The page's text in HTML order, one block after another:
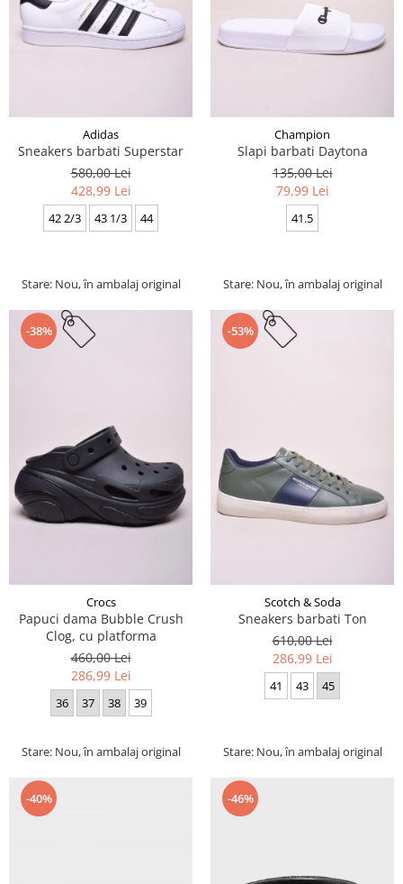
Adidas
Sneakers barbati Superstar
580,00 Lei
428,99 Lei
42 2/3 43 1/3 44
Stare: Nou, în ambalaj original
Champion
Slapi barbati Daytona
135,00 Lei
79,99 Lei
41.5
Stare: Nou, în ambalaj original
-38%
Crocs
Papuci dama Bubble Crush
Clog, cu platforma
460,00 Lei
286,99 Lei
36 37 38 39
Stare: Nou, în ambalaj original
-53%
Scotch & Soda
Sneakers barbati Ton
610,00 Lei
286,99 Lei
41 43 45
Stare: Nou, în ambalaj original
-40% -46%